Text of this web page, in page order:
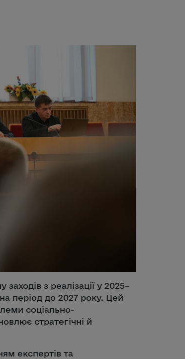
з реалізації у 2025–
період до 2027 року. Цей
соціально-
стратегічні й
експертів та